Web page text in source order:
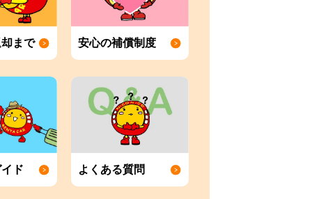
まで 安心の補償制度
ド よくある質問